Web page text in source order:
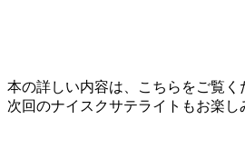
本の詳しい内容は、こちらをご覧く
次回のナイスクサテライトもお楽し